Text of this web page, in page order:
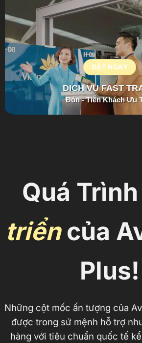
ĐẶT NGAY
DỊCH VỤ FAST
Đón - Tiễn Khách Ưu
Quá Trình
triểncủa
Plus!
Những cột mốc ấn tượng của
được trong sứ mệnh hỗ trợ
hàng với tiêu chuẩn quốc tế